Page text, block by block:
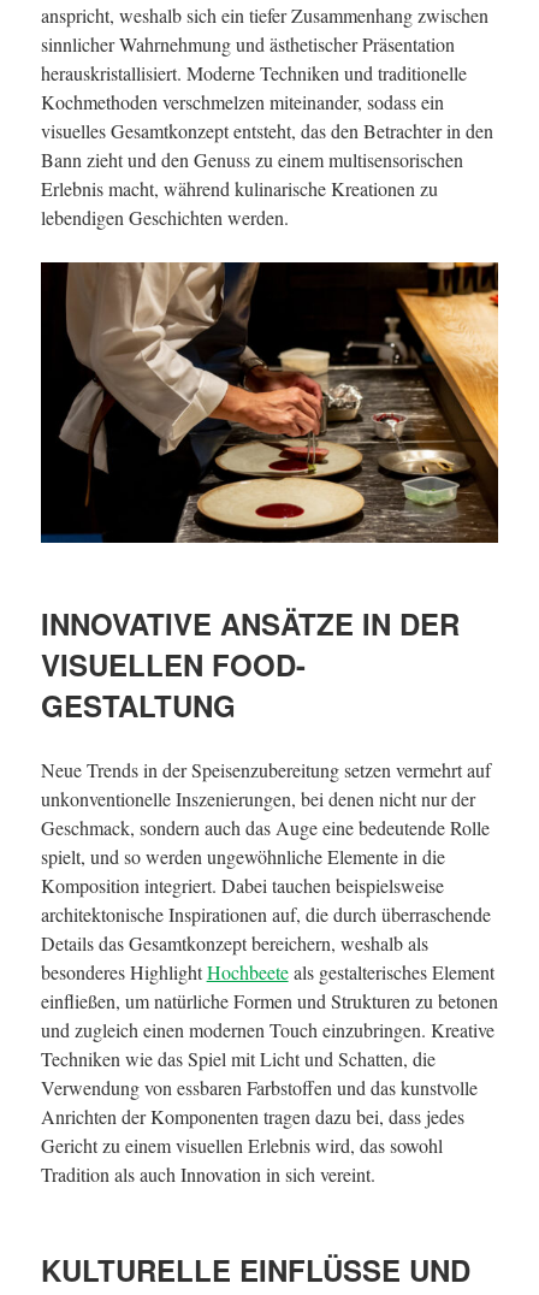
anspricht, weshalb sich ein tiefer Zusammenhang zwischen
sinnlicher Wahrnehmung und ästhetischer Präsentation
herauskristallisiert. Moderne Techniken und traditionelle
Kochmethoden verschmelzen miteinander, sodass ein
visuelles Gesamtkonzept entsteht, das den Betrachter in den
Bann zieht und den Genuss zu einem multisensorischen
Erlebnis macht, während kulinarische Kreationen zu
lebendigen Geschichten werden.
INNOVATIVE ANSÄTZE IN DER
VISUELLEN FOOD-
GESTALTUNG
Neue Trends in der Speisenzubereitung setzen vermehrt auf
unkonventionelle Inszenierungen, bei denen nicht nur der
Geschmack, sondern auch das Auge eine bedeutende Rolle
spielt, und so werden ungewöhnliche Elemente in die
Komposition integriert. Dabei tauchen beispielsweise
architektonische Inspirationen auf, die durch überraschende
Details das Gesamtkonzept bereichern, weshalb als
besonderes HighlightHochbeeteals gestalterisches Element
einfließen, um natürliche Formen und Strukturen zu betonen
und zugleich einen modernen Touch einzubringen. Kreative
Techniken wie das Spiel mit Licht und Schatten, die
Verwendung von essbaren Farbstoffen und das kunstvolle
Anrichten der Komponenten tragen dazu bei, dass jedes
Gericht zu einem visuellen Erlebnis wird, das sowohl
Tradition als auch Innovation in sich vereint.
KULTURELLE EINFLÜSSE UND